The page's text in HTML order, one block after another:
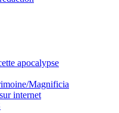
apocalypse
Magnificia
internet